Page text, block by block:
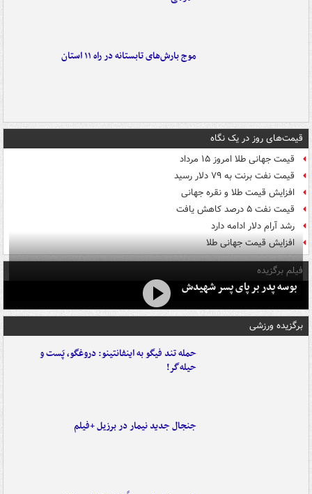
موج بارش‌های تابستانه در راه ۱۱ استان
قیمت‌های روز در یک نگاه
قیمت جهانی طلا امروز ۱۵ مرداد
قیمت نفت برنت به ۷۹ دلار رسید
افزایش قیمت طلا و نقره جهانی
قیمت نفت ۵ درصد کاهش یافت
رشد آرام دلار ادامه دارد
افزایش قیمت جهانی طلا
فیلم برگزیده
بوسه‌ پدر بر پای پسر شهیدش
برگزیده ورزشی
حمله تند فیگو به اینفانتینو: دروغگو، پَست‌ و
حیله‌گر!
جنجال جدید نیمار در برزیل +فیلم